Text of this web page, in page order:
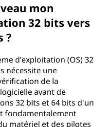
mon
32 bits vers
?
d'exploitation (OS) 32
nécessite une
de la
avant de
32 bits et 64 bits d'un
fondamentalement
matériel et des pilotes